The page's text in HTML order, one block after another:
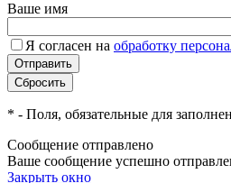
Ваше имя
Я согласен на обработку
* - Поля, обязательные для
Сообщение отправлено
Ваше сообщение успешно
Закрыть окно